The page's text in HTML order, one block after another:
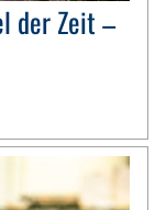
der Zeit –